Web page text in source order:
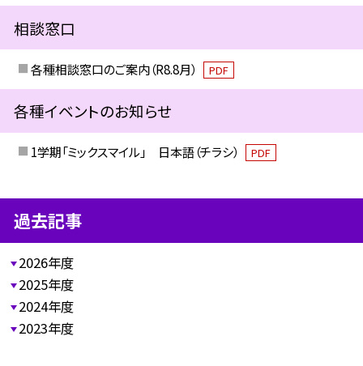
相談窓口
各種相談窓口のご案内（R8.8月） PDF
各種イベントのお知らせ
1学期「ミックスマイル」 日本語（チラシ） PDF
過去記事
2026年度
2025年度
2024年度
2023年度